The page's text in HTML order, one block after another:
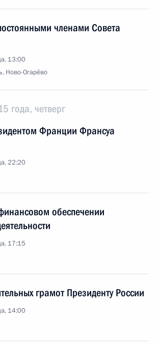
членами Совета
13:00
Ново-Огарёво
года, четверг
Франции Франсуа
22:20
обеспечении
17:15
грамот Президенту России
14:00